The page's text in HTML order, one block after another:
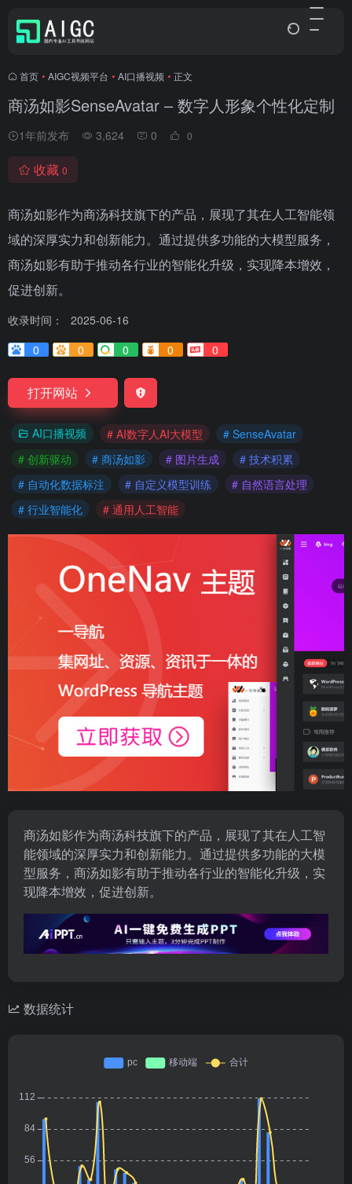
首页 • AIGC视频平台 • AI口播视频 • 正文
商汤如影SenseAvatar – 数字人形象个性化定制
1年前发布 3,624 0 0
收藏 0
商汤如影作为商汤科技旗下的产品，展现了其在人工智能领
域的深厚实力和创新能力。通过提供多功能的大模型服务，
商汤如影有助于推动各行业的智能化升级，实现降本增效，
促进创新。
收录时间：
2025-06-16
0
0 0 0 0
打开网站
AI口播视频 # AI数字人AI大模型
# SenseAvatar
# 创新驱动
# 商汤如影 # 图片生成
# 技术积累
# 自动化数据标注
# 自定义模型训练
# 自然语言处理
# 行业智能化
# 通用人工智能
商汤如影作为商汤科技旗下的产品，展现了其在人工智
能领域的深厚实力和创新能力。通过提供多功能的大模
型服务，商汤如影有助于推动各行业的智能化升级，实
现降本增效，促进创新。
数据统计